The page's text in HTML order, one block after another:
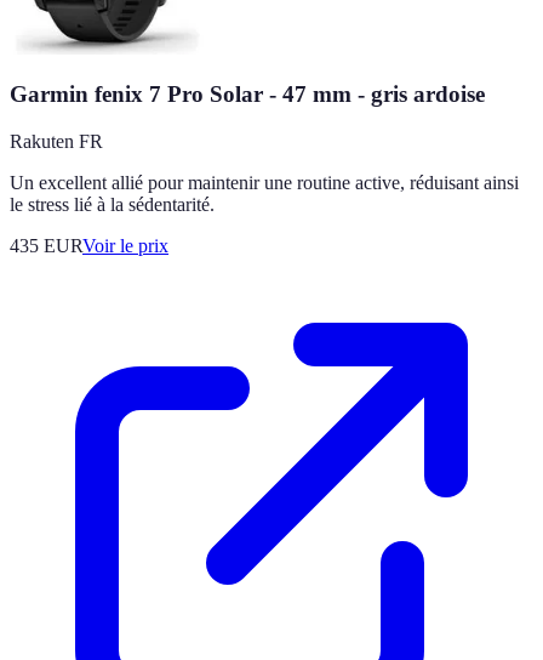
Garmin fenix 7 Pro Solar - 47 mm - gris ardoise
Rakuten FR
Un excellent allié pour maintenir une routine active, réduisant ainsi
le stress lié à la sédentarité.
435 EURVoir le prix